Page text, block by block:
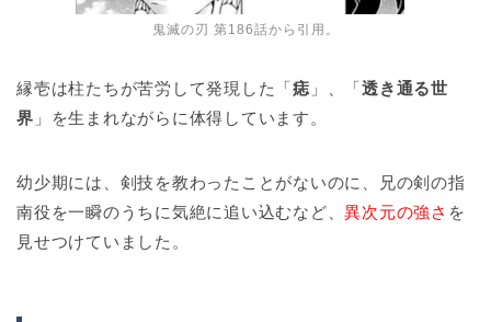
鬼滅の刃 第186話から引用。
縁壱は柱たちが苦労して発現した「痣 」、「透き通る世
界 」を生まれながらに体得しています。
幼少期には、剣技を教わったことがないのに、兄の剣の指
南役を一瞬のうちに気絶に追い込むなど、異次元の強さ を
見せつけていました。